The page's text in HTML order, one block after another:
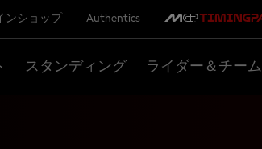
ンショップ Authentics
スタンディング ライダー＆チーム